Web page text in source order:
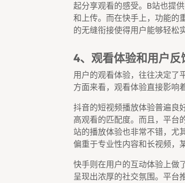
起分享观看的感受。B站也提
和上传。而在快手上，功能的
的无缝衔接使得用户能够轻松
4、观看体验和用户反
用户的观看体验，往往决定了
方面来看，观看体验直接影响
抖音的短视频播放体验普遍良
高观看的匹配度。而且，平台
站的播放体验也非常不错，尤
偏重于专业性内容和长视频，
快手则在用户的互动体验上做
呈现出浓厚的社交氛围。平台